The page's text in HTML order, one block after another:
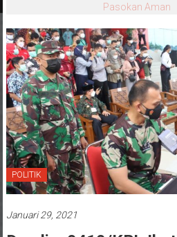
Pasokan Aman
POLITIK
Januari 29, 2021